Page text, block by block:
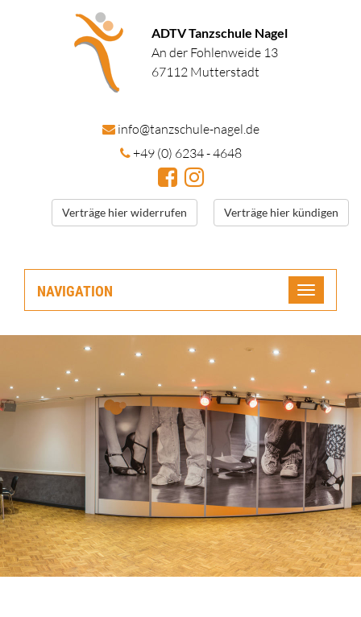
ADTV Tanzschule Nagel
An der Fohlenweide 13
67112 Mutterstadt
info@tanzschule-nagel.de
+49 (0) 6234 - 4648
Verträge hier widerrufen Verträge hier kündigen
NAVIGATION
Toggle